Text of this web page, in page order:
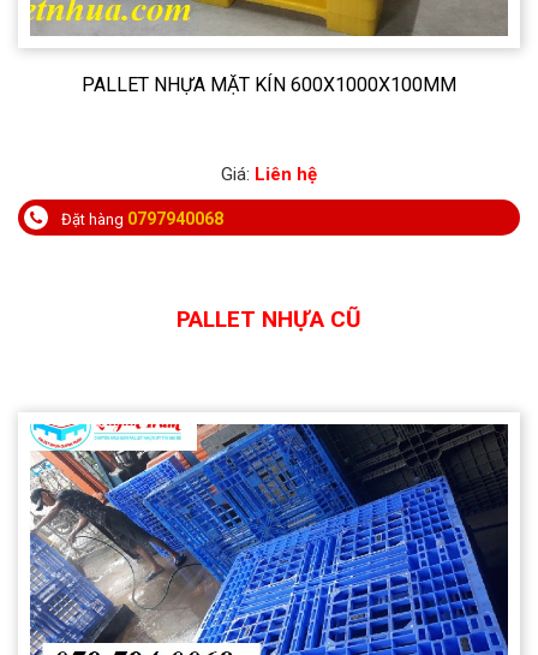
PALLET NHỰA MẶT KÍN 600X1000X100MM
Giá: Liên hệ
Đặt hàng 0797940068
PALLET NHỰA CŨ